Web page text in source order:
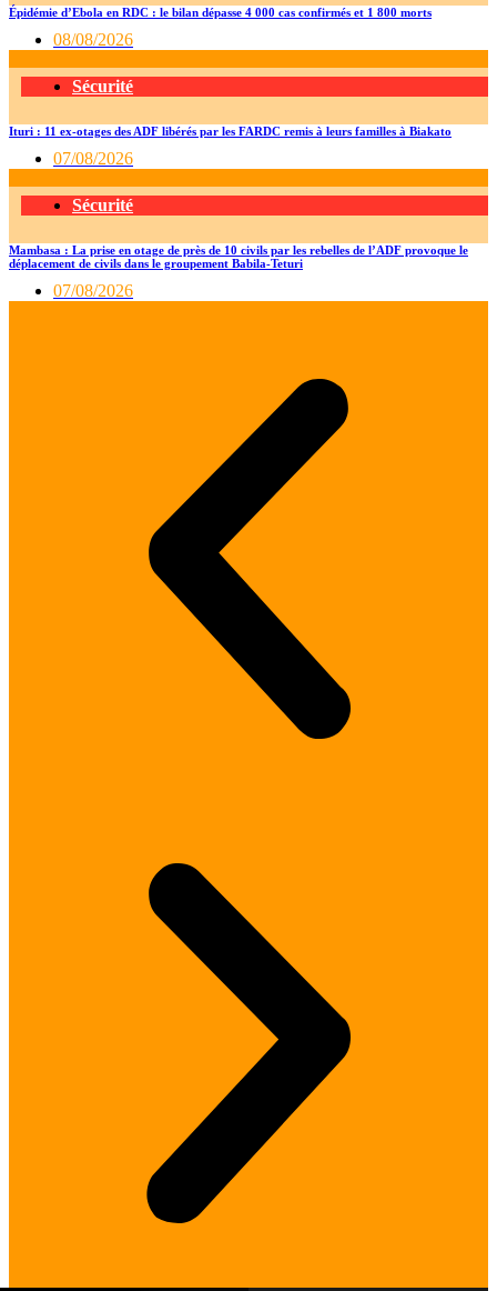
Épidémie d’Ebola en RDC : le bilan dépasse 4 000 cas confirmés et 1 800 morts
08/08/2026
Sécurité
Ituri : 11 ex-otages des ADF libérés par les FARDC remis à leurs familles à Biakato
07/08/2026
Sécurité
Mambasa : La prise en otage de près de 10 civils par les rebelles de l’ADF provoque le
déplacement de civils dans le groupement Babila-Teturi
07/08/2026